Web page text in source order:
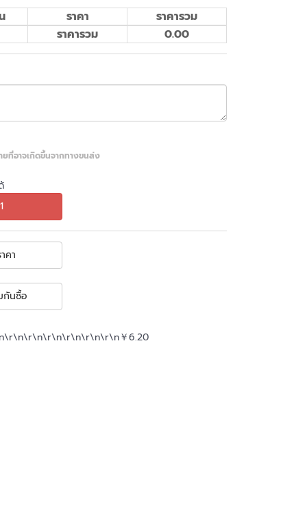
ราคา
ราคารวม
ราคารวม 0.00
ที่อาจเกิดขึ้นจากทางขนส่ง
คา
กันซื้อ
\r\n\r\n\r\n\r\n￥6.20